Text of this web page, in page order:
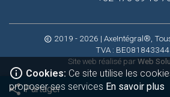
info_outline Cookies: Ce site utilise les
proposer ses services En savoir plus
copyright 2019 - 2026 | AxeIntégral®,
TVA :
Site web réalisé parWeb
share Partager